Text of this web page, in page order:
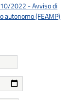
2022 - Avviso di
autonomo (FEAMP)